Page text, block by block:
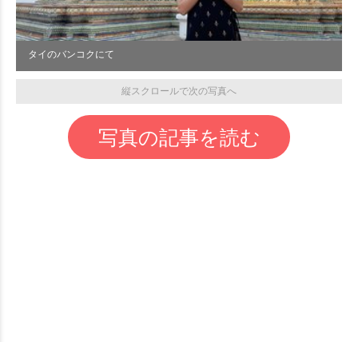
タイのバンコクにて
縦スクロールで次の写真へ
写真の記事を読む